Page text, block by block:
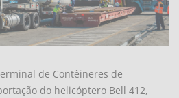
de Contêineres de
do helicóptero Bell 412,